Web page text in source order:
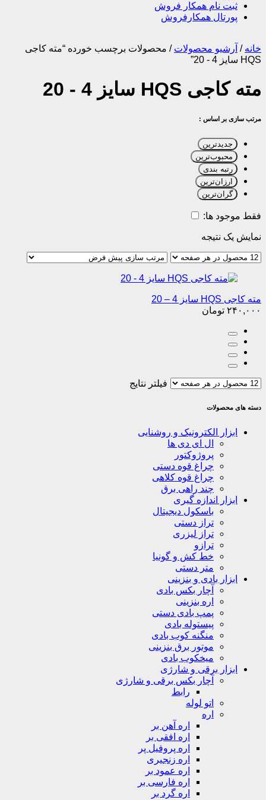
ثبت نام همکار فروش
پورتال همکارفروش
خانه / آرشیو محصولات / محصولات برچسب خورده “مته کاجی
HQS سایز 4 - 20”
مته کاجی HQS سایز 4 - 20
مرتب سازی بر اساس :
جدیدترین
محبوب‌ترین
رتبه بندی
ارزان‌ترین
گران‌ترین
فقط موجود ها:
نمایش یک نتیجه
مته کاجی HQS سایز 4 – 20
۲۴۰,۰۰۰ تومان
فیلتر نتایج
دسته های محصولات
ابزار الکترونیک و روشنایی
ال ای دی ها
پروژوکتور
چراغ قوه دستی
چراغ قوه کلاهی
چند راهی برق
ابزار اندازه گیری
باسکول دیجیتال
تراز دستی
تراز لیزری
ترازو
خط کش و گونیا
متر دستی
ابزار بادی و بنزینی
آچار بکس بادی
اره بنزینی
پمپ بادی دستی
پیستوله بادی
منگنه کوب بادی
موتور برق بنزینی
میخکوب بادی
ابزار برقی و شارژی
آچار بکس برقی و شارژی
رابط
اتو لوله
اره
اره آهن بر
اره افقی بر
اره پروفیل پر
اره زنجیری
اره عمود بر
اره فارسی بر
اره گرد بر